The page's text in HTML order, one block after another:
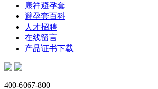
康祥避孕套
避孕套百科
人才招聘
在线留言
产品证书下载
400-6067-800